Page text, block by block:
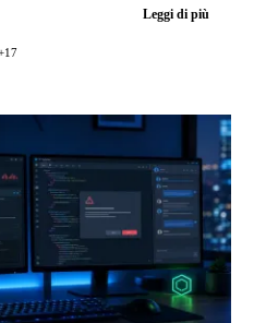
prezzi di GPT-5.6.
Leggi di più